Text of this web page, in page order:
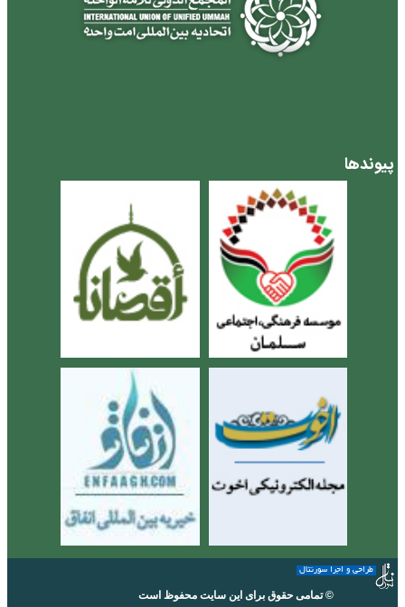
پیوندها
طراحی و اجرا سورنتال
© تمامی حقوق برای این سایت محفوظ است